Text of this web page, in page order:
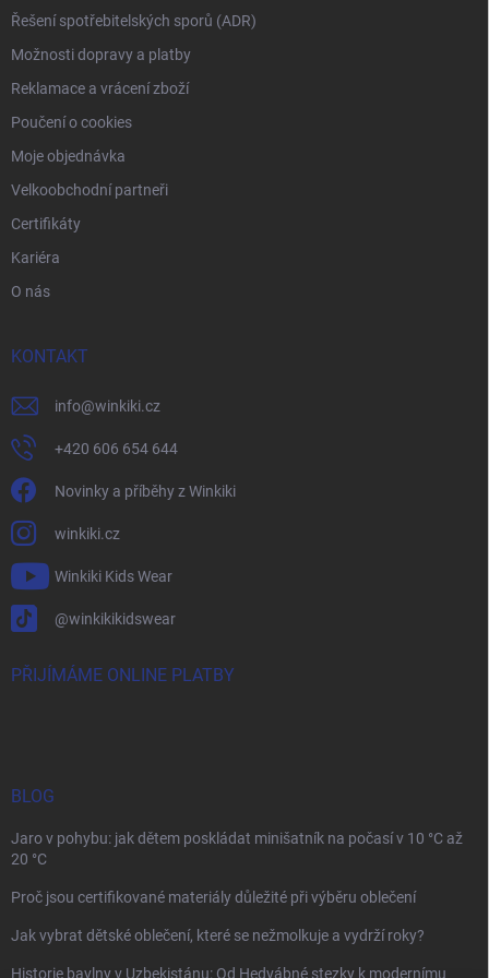
Řešení spotřebitelských sporů (ADR)
Možnosti dopravy a platby
Reklamace a vrácení zboží
Poučení o cookies
Moje objednávka
Velkoobchodní partneři
Certifikáty
Kariéra
O nás
KONTAKT
info@winkiki.cz
+420 606 654 644
Novinky a příběhy z Winkiki
winkiki.cz
Winkiki Kids Wear
@winkikikidswear
PŘIJÍMÁME ONLINE PLATBY
BLOG
Jaro v pohybu: jak dětem poskládat minišatník na počasí v 10 °C až
20 °C
Proč jsou certifikované materiály důležité při výběru oblečení
Jak vybrat dětské oblečení, které se nežmolkuje a vydrží roky?
Historie bavlny v Uzbekistánu: Od Hedvábné stezky k modernímu